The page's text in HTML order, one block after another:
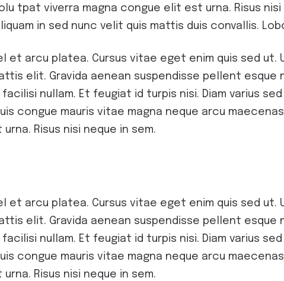
tpat viverra magna congue elit est urna. Risus nisi
in sed nunc velit quis mattis duis convallis.
et arcu platea. Cursus vitae eget enim quis sed ut.
elit. Gravida aenean suspendisse pellent esque
nullam. Et feugiat id turpis nisi. Diam varius
congue mauris vitae magna neque arcu
Risus nisi neque in sem.
et arcu platea. Cursus vitae eget enim quis sed ut.
elit. Gravida aenean suspendisse pellent esque
nullam. Et feugiat id turpis nisi. Diam varius
congue mauris vitae magna neque arcu
Risus nisi neque in sem.